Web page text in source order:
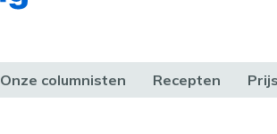
Onze columnisten Recepten